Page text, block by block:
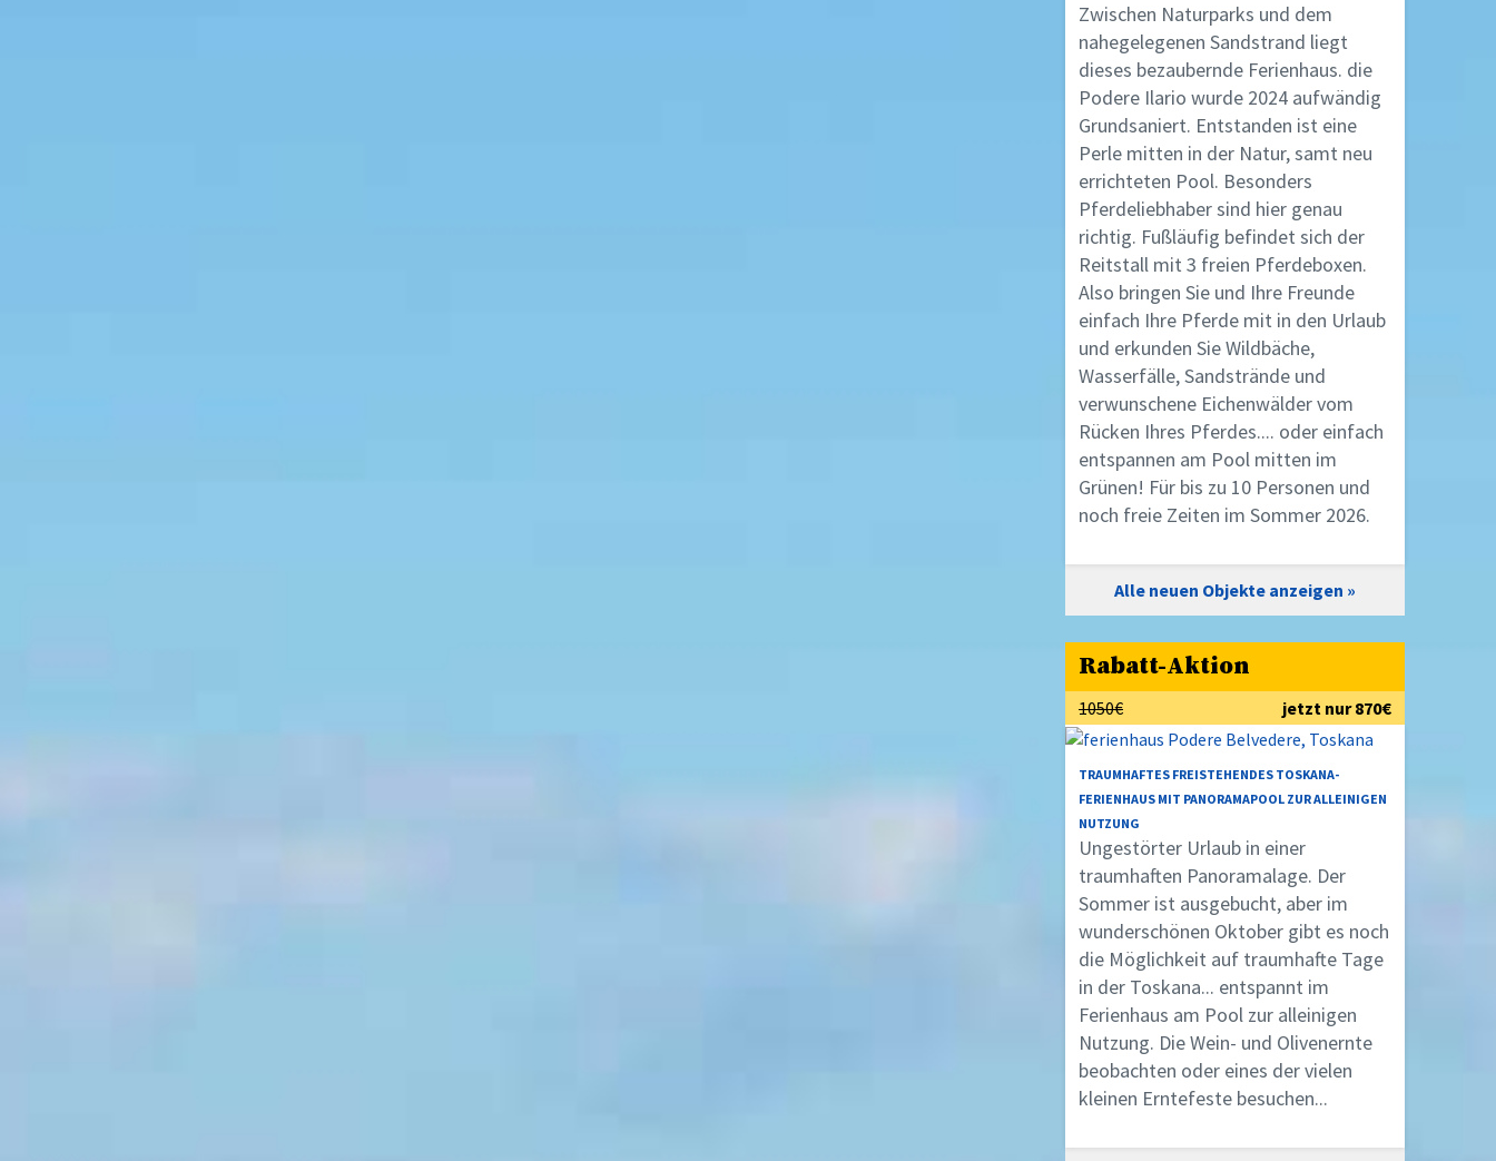
Zwischen Naturparks und dem
nahegelegenen Sandstrand liegt
dieses bezaubernde Ferienhaus. die
Podere Ilario wurde 2024 aufwändig
Grundsaniert. Entstanden ist eine
Perle mitten in der Natur, samt neu
errichteten Pool. Besonders
Pferdeliebhaber sind hier genau
richtig. Fußläufig befindet sich der
Reitstall mit 3 freien Pferdeboxen.
Also bringen Sie und Ihre Freunde
einfach Ihre Pferde mit in den Urlaub
und erkunden Sie Wildbäche,
Wasserfälle, Sandstrände und
verwunschene Eichenwälder vom
Rücken Ihres Pferdes.... oder einfach
entspannen am Pool mitten im
Grünen! Für bis zu 10 Personen und
noch freie Zeiten im Sommer 2026.
Alle neuen Objekte anzeigen
Rabatt-Aktion
1050€ jetzt nur 870€
TRAUMHAFTES FREISTEHENDES TOSKANA-
FERIENHAUS MIT PANORAMAPOOL ZUR ALLEINIGEN
NUTZUNG
Ungestörter Urlaub in einer
traumhaften Panoramalage. Der
Sommer ist ausgebucht, aber im
wunderschönen Oktober gibt es noch
die Möglichkeit auf traumhafte Tage
in der Toskana... entspannt im
Ferienhaus am Pool zur alleinigen
Nutzung. Die Wein- und Olivenernte
beobachten oder eines der vielen
kleinen Erntefeste besuchen...